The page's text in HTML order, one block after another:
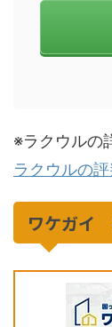
※ラクウルの
ラクウルの
ワケガイ